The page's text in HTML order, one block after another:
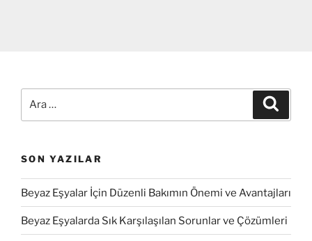
SON YAZILAR
Beyaz Eşyalar İçin Düzenli Bakımın Önemi ve Avantajları
Beyaz Eşyalarda Sık Karşılaşılan Sorunlar ve Çözümleri